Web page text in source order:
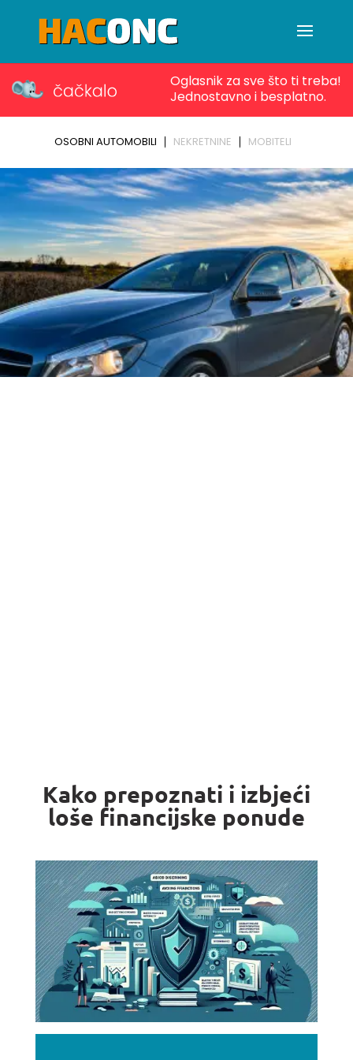
Kako prepoznati i izbjeći
loše financijske ponude